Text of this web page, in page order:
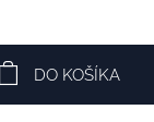
DO KOŠÍKA